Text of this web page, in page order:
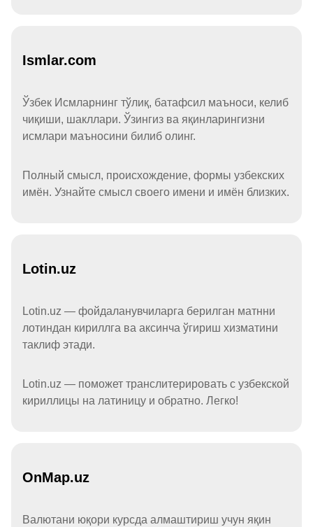
Ismlar.com
Ўзбек Исмларнинг тўлиқ, батафсил маъноси, келиб
чиқиши, шакллари. Ўзингиз ва яқинларингизни
исмлари маъносини билиб олинг.
Полный смысл, происхождение, формы узбекских
имён. Узнайте смысл своего имени и имён близких.
Lotin.uz
Lotin.uz — фойдаланувчиларга берилган матнни
лотиндан кириллга ва аксинча ўгириш хизматини
таклиф этади.
Lotin.uz — поможет транслитерировать с узбекской
кириллицы на латиницу и обратно. Легко!
OnMap.uz
Валютани юқори курсда алмаштириш учун яқин